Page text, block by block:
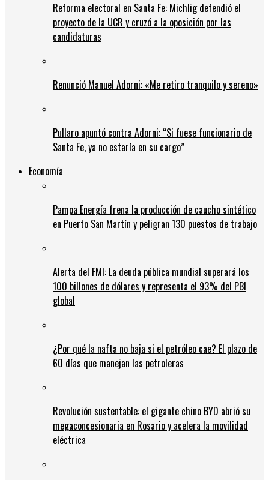
Reforma electoral en Santa Fe: Michlig defendió el
proyecto de la UCR y cruzó a la oposición por las
candidaturas
Renunció Manuel Adorni: «Me retiro tranquilo y sereno»
Pullaro apuntó contra Adorni: “Si fuese funcionario de
Santa Fe, ya no estaría en su cargo”
Economía
Pampa Energía frena la producción de caucho sintético
en Puerto San Martín y peligran 130 puestos de trabajo
Alerta del FMI: La deuda pública mundial superará los
100 billones de dólares y representa el 93% del PBI
global
¿Por qué la nafta no baja si el petróleo cae? El plazo de
60 días que manejan las petroleras
Revolución sustentable: el gigante chino BYD abrió su
megaconcesionaria en Rosario y acelera la movilidad
eléctrica